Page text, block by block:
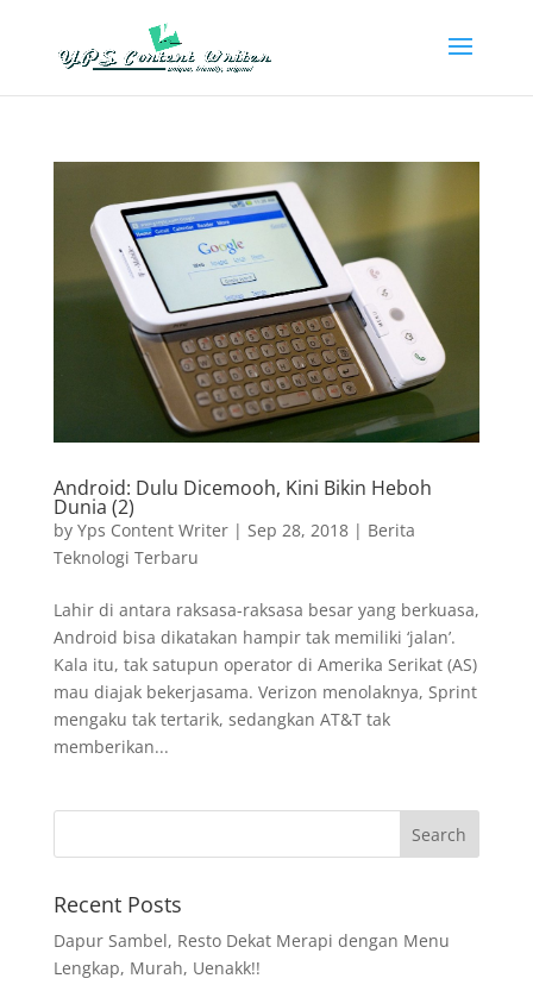
Android: Dulu Dicemooh, Kini Bikin Heboh
Dunia (2)
by Yps Content Writer| Sep 28, 2018| Berita
Teknologi Terbaru
Lahir di antara raksasa-raksasa besar yang berkuasa,
Android bisa dikatakan hampir tak memiliki ‘jalan’.
Kala itu, tak satupun operator di Amerika Serikat (AS)
mau diajak bekerjasama. Verizon menolaknya, Sprint
mengaku tak tertarik, sedangkan AT&T tak
memberikan...
Recent Posts
Dapur Sambel, Resto Dekat Merapi dengan Menu
Lengkap, Murah, Uenakk!!